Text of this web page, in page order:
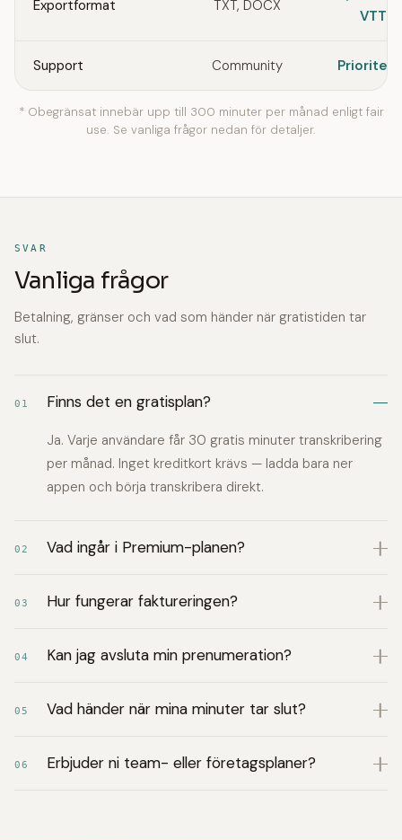
Exportformat TXT, DOCX
VTT
Support Community
* Obegränsat innebär upp till 300 minuter per månad enligt fair
use. Se vanliga frågor nedan för detaljer.
SVAR
Vanliga frågor
Betalning, gränser och vad som händer när gratistiden tar
slut.
01 Finns det en gratisplan?
Ja. Varje användare får 30 gratis minuter transkribering
per månad. Inget kreditkort krävs — ladda bara ner
appen och börja transkribera direkt.
02 Vad ingår i Premium-planen?
03 Hur fungerar faktureringen?
04 Kan jag avsluta min prenumeration?
05 Vad händer när mina minuter tar slut?
06 Erbjuder ni team- eller företagsplaner?